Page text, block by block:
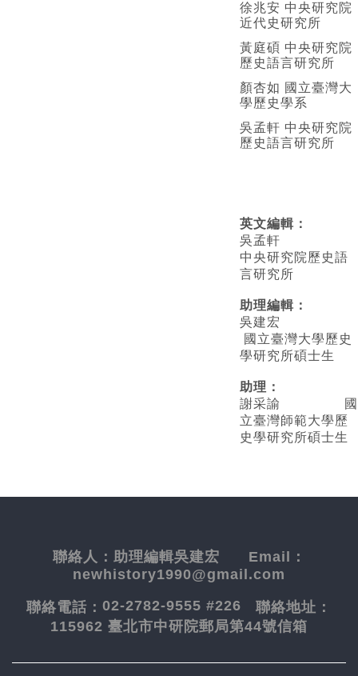
徐兆安 中央研究院
近代史研究所
黃庭碩 中央研究院
歷史語言研究所
顏杏如 國立臺灣大
學歷史學系
吳孟軒 中央研究院
歷史語言研究所
英文編輯 ：
吳孟軒
中央研究院歷史語
言研究所
助理編輯：
吳建宏
國立臺灣大學歷史
學研究所碩士生
助理：
謝采諭
國
立臺灣師範大學歷
史學研究所碩士生
聯絡人： 助理編輯吳建宏 Email：
newhistory1990@gmail.com
聯絡電話： 02-2782-9555 #226 聯絡地址：
115962 臺北市中研院郵局第44號信箱